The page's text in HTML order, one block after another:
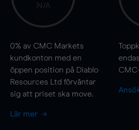
N/A
0% av CMC Markets
kundkonton med en
öppen position på Diablo
Resources Ltd förväntar
sig att priset ska move.
Lär mer